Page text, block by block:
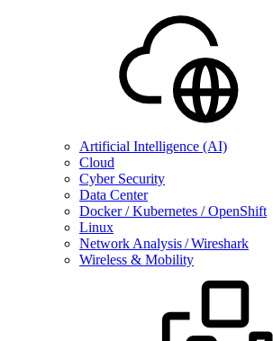
Artificial Intelligence (AI)
Cloud
Cyber Security
Data Center
Docker / Kubernetes / OpenShift
Linux
Network Analysis / Wireshark
Wireless & Mobility